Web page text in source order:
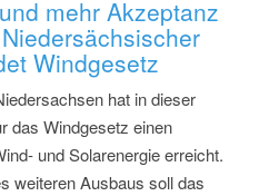
mehr Akzeptanz
Windgesetz
hat in dieser
das Windgesetz einen
und Solarenergie erreicht.
weiteren Ausbaus soll das